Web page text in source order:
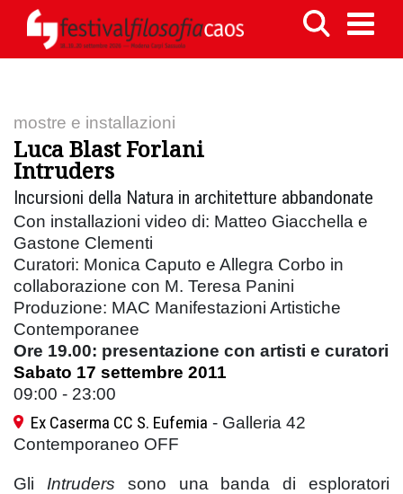
mostre e installazioni
Luca Blast Forlani
Intruders
Incursioni della Natura in architetture abbandonate
Con installazioni video di: Matteo Giacchella e
Gastone Clementi
Curatori: Monica Caputo e Allegra Corbo in
collaborazione con M. Teresa Panini
Produzione: MAC Manifestazioni Artistiche
Contemporanee
Ore 19.00: presentazione con artisti e curatori
Sabato 17 settembre 2011
09:00 - 23:00
Ex Caserma CC S. Eufemia - Galleria 42
Contemporaneo OFF
Gli Intruders sono una banda di esploratori